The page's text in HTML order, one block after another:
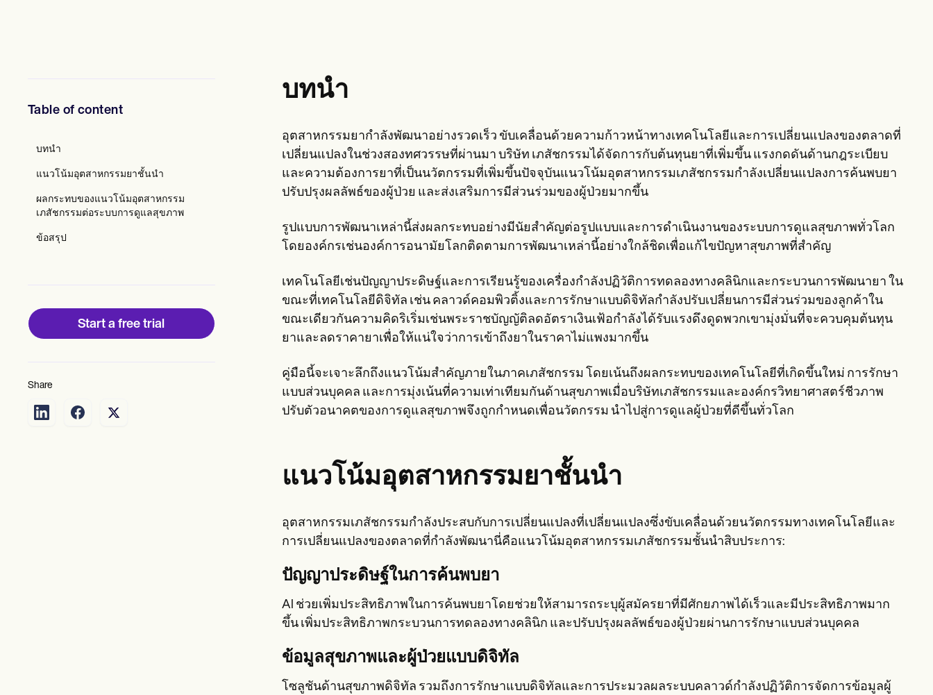
เปรียบเทียบ
รหัส ICD
Procedure Codes
เทมเพลตซูเปอร์บิลล์
แม่แบบหมายเหตุ SOAP
เทมเพลตแผนการรักษา
Social Work Treatment Plans
Training Hub
Webinars
Switch to Carepatron
Get started
Table of content
บทนำ
แนวโน้มอุตสาหกรรมยาชั้นนำ
ผลกระทบของแนวโน้มอุตสาหกรรม
เภสัชกรรมต่อระบบการดูแลสุขภาพ
ข้อสรุป
Start a free trial
Share
บทนำ
อุตสาหกรรมยากำลังพัฒนาอย่างรวดเร็ว ขับเคลื่อนด้วยความก้าวหน้าทางเทคโนโลยีและการเปลี่ยนแปลงของตลาดที่
เปลี่ยนแปลงในช่วงสองทศวรรษที่ผ่านมา บริษัท เภสัชกรรมได้จัดการกับต้นทุนยาที่เพิ่มขึ้น แรงกดดันด้านกฎระเบียบ
และความต้องการยาที่เป็นนวัตกรรมที่เพิ่มขึ้นปัจจุบันแนวโน้มอุตสาหกรรมเภสัชกรรมกำลังเปลี่ยนแปลงการค้นพบยา
ปรับปรุงผลลัพธ์ของผู้ป่วย และส่งเสริมการมีส่วนร่วมของผู้ป่วยมากขึ้น
รูปแบบการพัฒนาเหล่านี้ส่งผลกระทบอย่างมีนัยสำคัญต่อรูปแบบและการดำเนินงานของระบบการดูแลสุขภาพทั่วโลก
โดยองค์กรเช่นองค์การอนามัยโลกติดตามการพัฒนาเหล่านี้อย่างใกล้ชิดเพื่อแก้ไขปัญหาสุขภาพที่สำคัญ
เทคโนโลยีเช่นปัญญาประดิษฐ์และการเรียนรู้ของเครื่องกำลังปฏิวัติการทดลองทางคลินิกและกระบวนการพัฒนายา ใน
ขณะที่เทคโนโลยีดิจิทัล เช่น คลาวด์คอมพิวติ้งและการรักษาแบบดิจิทัลกำลังปรับเปลี่ยนการมีส่วนร่วมของลูกค้าใน
ขณะเดียวกันความคิดริเริ่มเช่นพระราชบัญญัติลดอัตราเงินเฟ้อกำลังได้รับแรงดึงดูดพวกเขามุ่งมั่นที่จะควบคุมต้นทุน
ยาและลดราคายาเพื่อให้แน่ใจว่าการเข้าถึงยาในราคาไม่แพงมากขึ้น
คู่มือนี้จะเจาะลึกถึงแนวโน้มสำคัญภายในภาคเภสัชกรรม โดยเน้นถึงผลกระทบของเทคโนโลยีที่เกิดขึ้นใหม่ การรักษา
แบบส่วนบุคคล และการมุ่งเน้นที่ความเท่าเทียมกันด้านสุขภาพเมื่อบริษัทเภสัชกรรมและองค์กรวิทยาศาสตร์ชีวภาพ
ปรับตัวอนาคตของการดูแลสุขภาพจึงถูกกำหนดเพื่อนวัตกรรม นำไปสู่การดูแลผู้ป่วยที่ดีขึ้นทั่วโลก
แนวโน้มอุตสาหกรรมยาชั้นนำ
อุตสาหกรรมเภสัชกรรมกำลังประสบกับการเปลี่ยนแปลงที่เปลี่ยนแปลงซึ่งขับเคลื่อนด้วยนวัตกรรมทางเทคโนโลยีและ
การเปลี่ยนแปลงของตลาดที่กำลังพัฒนานี่คือแนวโน้มอุตสาหกรรมเภสัชกรรมชั้นนำสิบประการ:
ปัญญาประดิษฐ์ในการค้นพบยา
AI ช่วยเพิ่มประสิทธิภาพในการค้นพบยาโดยช่วยให้สามารถระบุผู้สมัครยาที่มีศักยภาพได้เร็วและมีประสิทธิภาพมาก
ขึ้น เพิ่มประสิทธิภาพกระบวนการทดลองทางคลินิก และปรับปรุงผลลัพธ์ของผู้ป่วยผ่านการรักษาแบบส่วนบุคคล
ข้อมูลสุขภาพและผู้ป่วยแบบดิจิทัล
โซลูชันด้านสุขภาพดิจิทัล รวมถึงการรักษาแบบดิจิทัลและการประมวลผลระบบคลาวด์กำลังปฏิวัติการจัดการข้อมูลผู้